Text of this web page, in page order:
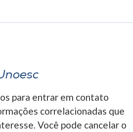
para entrar em contato
correlacionadas que
Você pode cancelar o